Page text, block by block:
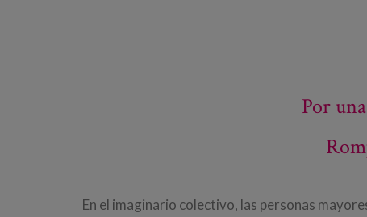
Por
En el imaginario colectivo, las personas